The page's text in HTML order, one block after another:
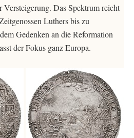
Versteigerung. Das Spektrum reicht
Luthers bis zu
Gedenken an die Reformation
der Fokus ganz Europa.